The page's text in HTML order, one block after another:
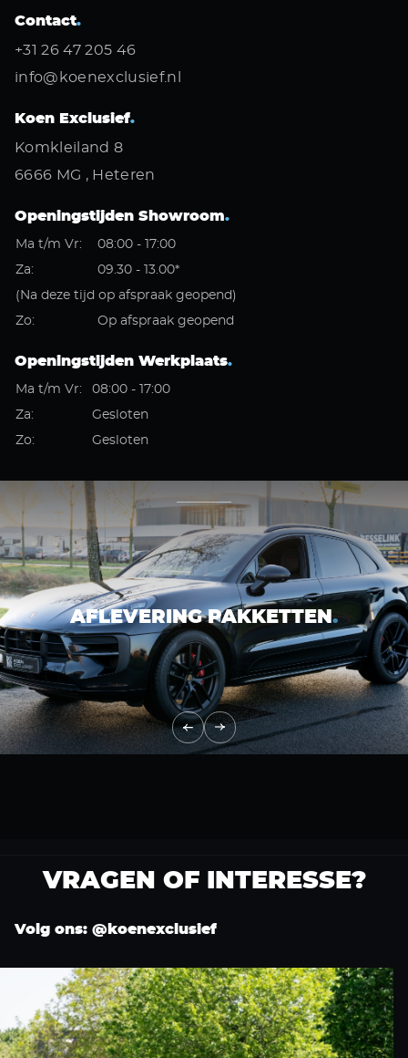
Contact.
+31 26 47 205 46
info@koenexclusief.nl
Koen Exclusief.
Komkleiland 8
6666 MG , Heteren
Openingstijden Showroom.
Ma t/m Vr:
08:00 - 17:00
Za:
09.30 - 13.00*
(Na deze tijd op afspraak geopend)
Zo:
Op afspraak geopend
Openingstijden Werkplaats.
Ma t/m Vr:
08:00 - 17:00
Za:
Gesloten
Zo:
Gesloten
AFLEVERING PAKKETTEN .
VRAGEN OF INTERESSE?
Volg ons: @koenexclusief